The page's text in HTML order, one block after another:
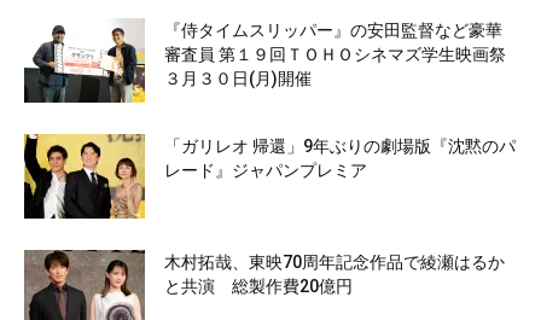
『侍タイムスリッパー』の安田監督など豪華
審査員 第１９回ＴＯＨＯシネマズ学生映画祭
３月３０日(月)開催
「ガリレオ 帰還」9年ぶりの劇場版『沈黙のパ
レード』ジャパンプレミア
木村拓哉、東映70周年記念作品で綾瀬はるか
と共演 総製作費20億円